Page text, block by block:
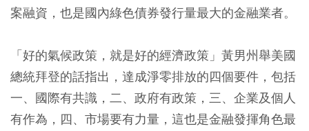
案融資，也是國內綠色債券發行量最大的金融業者。
「好的氣候政策，就是好的經濟政策」黃男州舉美國
總統拜登的話指出，達成淨零排放的四個要件，包括
一、國際有共識，二、政府有政策，三、企業及個人
有作為，四、市場要有力量，這也是金融發揮角色最